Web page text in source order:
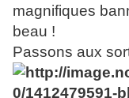
magnifiques
beau !
Passons aux